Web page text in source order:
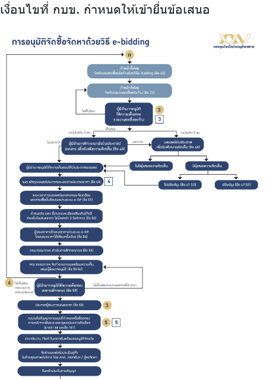
เงื่อนไขที่ กบข. กำหนดให้เข้ายื่นข้อเสนอ